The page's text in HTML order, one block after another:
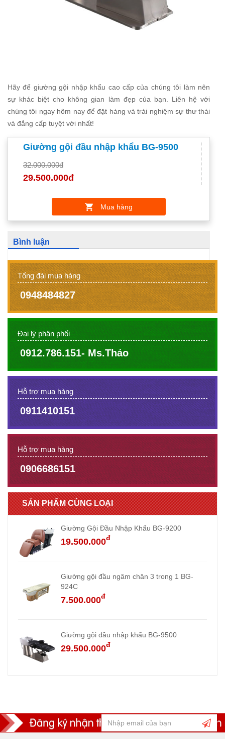
Hãy để giường gội nhập khẩu cao cấp của chúng tôi làm nên
sự khác biệt cho không gian làm đẹp của bạn. Liên hệ với
chúng tôi ngay hôm nay để đặt hàng và trải nghiệm sự thư thái
và đẳng cấp tuyệt vời nhất!
Giường gội đầu nhập khẩu BG-9500
32.000.000đ
29.500.000đ
Mua hàng
Bình luận
Tổng đài mua hàng
0948484827
Đại lý phân phối
0912.786.151- Ms.Thảo
Hỗ trợ mua hàng
0911410151
Hỗ trợ mua hàng
0906686151
SẢN PHẨM CÙNG LOẠI
Giường Gội Đầu Nhập Khẩu BG-9200
19.500.000đ
Giường gội đầu ngâm chân 3 trong 1 BG-
924C
7.500.000đ
Giường gội đầu nhập khẩu BG-9500
29.500.000đ